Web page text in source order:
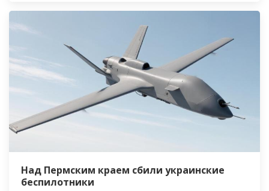
Над Пермским краем сбили украинские
беспилотники